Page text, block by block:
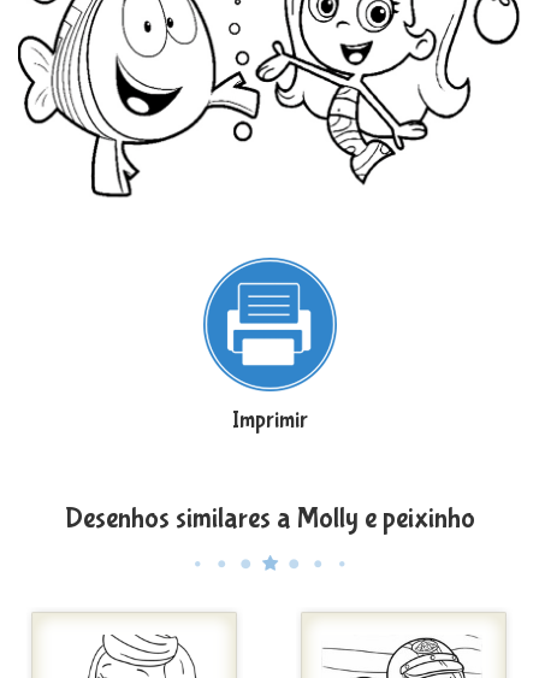
Imprimir
Desenhos similares a Molly e peixinho